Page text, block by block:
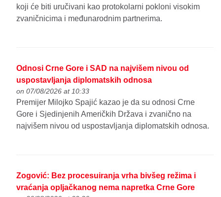
koji će biti uručivani kao protokolarni pokloni visokim
zvaničnicima i međunarodnim partnerima.
Odnosi Crne Gore i SAD na najvišem nivou od
uspostavljanja diplomatskih odnosa
on 07/08/2026 at 10:33
Premijer Milojko Spajić kazao je da su odnosi Crne
Gore i Sjedinjenih Američkih Država i zvanično na
najvišem nivou od uspostavljanja diplomatskih odnosa.
Zogović: Bez procesuiranja vrha bivšeg režima i
vraćanja opljačkanog nema napretka Crne Gore